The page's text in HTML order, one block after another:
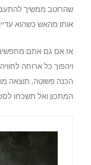
שהרוטב ממשיך
אותו מהאש כשהוא
אז אם גם אתם
ויהפוך כל ארוחה
הכנה פשוטה, תוצאה
המתכון ואל תשכחו